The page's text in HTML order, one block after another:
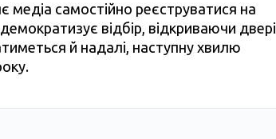
самостійно реєструватися на
відбір, відкриваючи двері
й надалі, наступну хвилю